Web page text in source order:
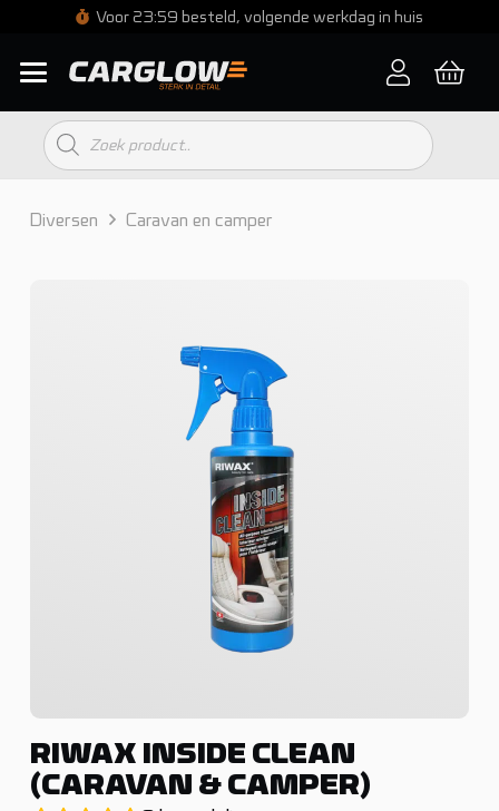
Voor 23:59 besteld, volgende werkdag in huis
Producten
zoeken
Diversen Caravan en camper
RIWAX INSIDE CLEAN
(CARAVAN & CAMPER)